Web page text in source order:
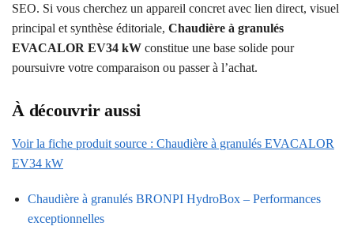
SEO. Si vous cherchez un appareil concret avec lien direct, visuel
principal et synthèse éditoriale, Chaudière à granulés
EVACALOR EV34 kW constitue une base solide pour
poursuivre votre comparaison ou passer à l’achat.
À découvrir aussi
Voir la fiche produit source : Chaudière à granulés EVACALOR
EV34 kW
Chaudière à granulés BRONPI HydroBox – Performances
exceptionnelles